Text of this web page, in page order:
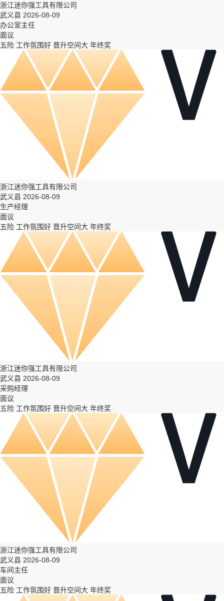
浙江迷你强工具有限公司
武义县 2026-08-09
办公室主任
面议
五险 工作氛围好 晋升空间大 年终奖
浙江迷你强工具有限公司
武义县 2026-08-09
生产经理
面议
五险 工作氛围好 晋升空间大 年终奖
浙江迷你强工具有限公司
武义县 2026-08-09
采购经理
面议
五险 工作氛围好 晋升空间大 年终奖
浙江迷你强工具有限公司
武义县 2026-08-09
车间主任
面议
五险 工作氛围好 晋升空间大 年终奖